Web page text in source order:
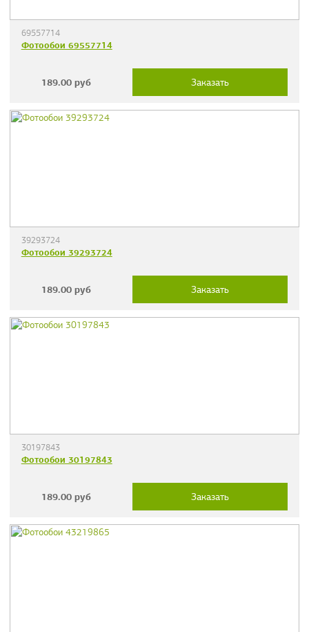
69557714
Фотообои 69557714
189.00 руб Заказать
39293724
Фотообои 39293724
189.00 руб Заказать
30197843
Фотообои 30197843
189.00 руб Заказать